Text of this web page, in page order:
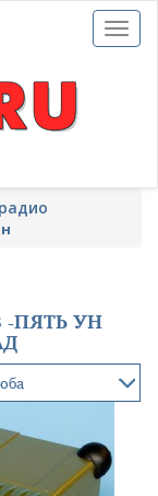
Toggle
ПЯТЬ УН